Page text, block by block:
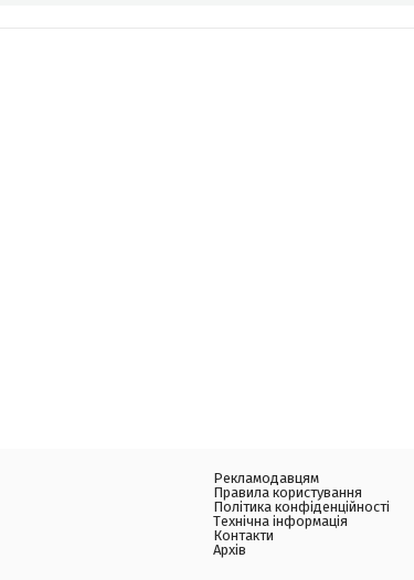
Рекламодавцям
Правила користування
Політика конфіденційності
Технічна інформація
Контакти
Архів